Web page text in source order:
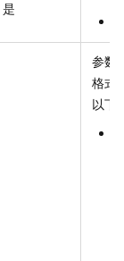
是
参数
格式
以下